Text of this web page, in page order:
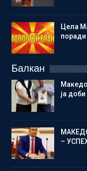
Цела
Балкан
ја
–